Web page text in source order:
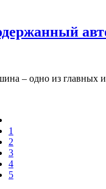
– одно из главных
1
2
3
4
5